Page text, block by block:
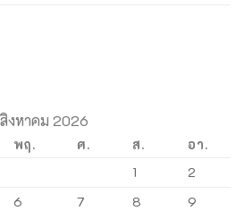
สิงหาคม 2026
พฤ. ศ. ส.
อา.
1
2
6 7 8
9